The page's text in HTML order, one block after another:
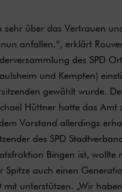
sehr über das Vertrauen
anfallen.“, erklärt
des SPD
und Kempten)
gewählt wurde.
Hüttner hatte das Amt
Vorstand allerdings
des SPD
Bingen ist, wollte
Spitze auch einen
mit unterstützen. „Wir